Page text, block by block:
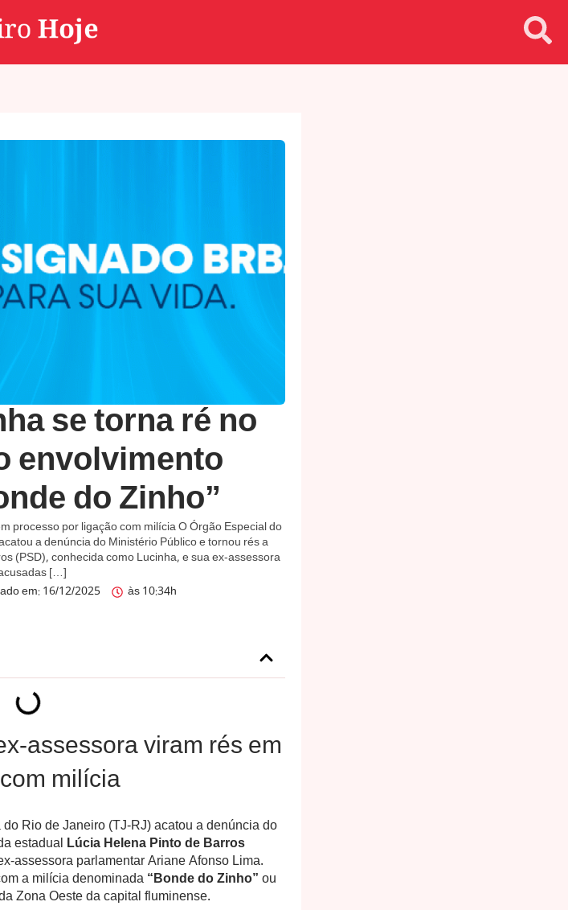
se torna ré no
envolvimento
do Zinho”
processo por ligação com milícia O Órgão Especial do
a denúncia do Ministério Público e tornou rés a
(PSD), conhecida como Lucinha, e sua ex-assessora
[…]
em: 16/12/2025 às10:34h
assessora viram rés em
milícia
Rio de Janeiro (TJ-RJ) acatou a denúncia do
estadual Lúcia Helena Pinto de Barros
assessora parlamentar Ariane Afonso Lima.
a milícia denominada“Bonde do Zinho”ou
Zona Oeste da capital fluminense.